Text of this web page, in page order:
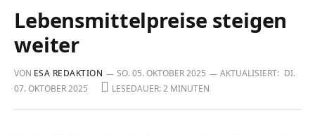
Lebensmittelpreise steigen
weiter
VON ESA REDAKTION SO. 05. OKTOBER 2025 AKTUALISIERT: DI.
07. OKTOBER 2025
LESEDAUER: 2 MINUTEN